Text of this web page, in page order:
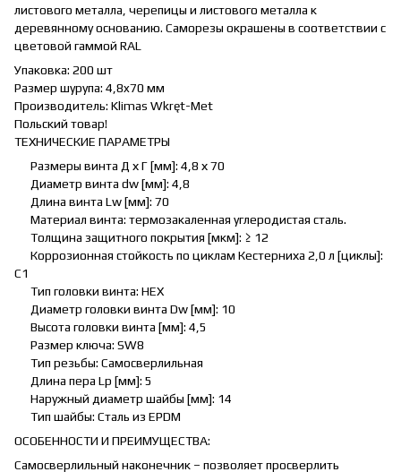
листового металла, черепицы и листового металла к
деревянному основанию. Саморезы окрашены в соответствии с
цветовой гаммой RAL
Упаковка: 200 шт
Размер шурупа: 4,8x70 мм
Производитель: Klimas Wkręt-Met
Польский товар!
ТЕХНИЧЕСКИЕ ПАРАМЕТРЫ
Размеры винта Д х Г [мм]: 4,8 х 70
Диаметр винта dw [мм]: 4,8
Длина винта Lw [мм]: 70
Материал винта: термозакаленная углеродистая сталь.
Толщина защитного покрытия [мкм]: ≥ 12
Коррозионная стойкость по циклам Кестерниха 2,0 л [циклы]:
C1
Тип головки винта: HEX
Диаметр головки винта Dw [мм]: 10
Высота головки винта [мм]: 4,5
Размер ключа: SW8
Тип резьбы: Самосверлильная
Длина пера Lp [мм]: 5
Наружный диаметр шайбы [мм]: 14
Тип шайбы: Сталь из EPDM
ОСОБЕННОСТИ И ПРЕИМУЩЕСТВА:
Самосверлильный наконечник – позволяет просверлить